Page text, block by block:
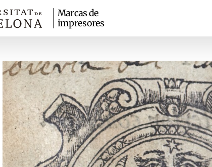
Marcas de
impresores